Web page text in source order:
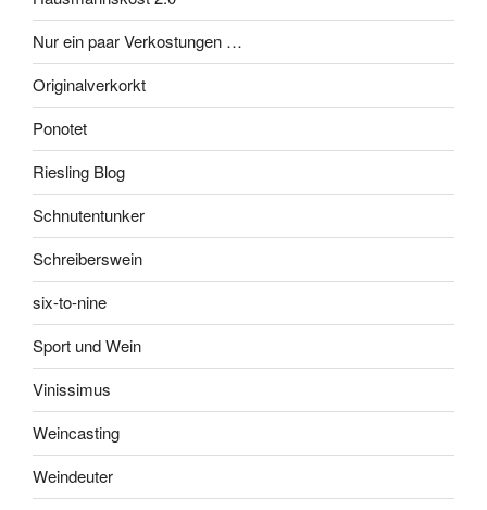
Nur ein paar Verkostungen …
Originalverkorkt
Ponotet
Riesling Blog
Schnutentunker
Schreiberswein
six-to-nine
Sport und Wein
Vinissimus
Weincasting
Weindeuter